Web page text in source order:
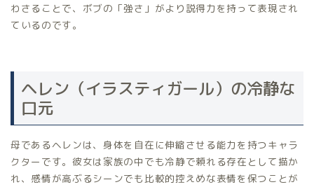
わさることで、ボブの「強さ」がより説得力を持って表現され
ているのです。
ヘレン（イラスティガール）の冷静な
口元
母であるヘレンは、身体を自在に伸縮させる能力を持つキャラ
クターです。彼女は家族の中でも冷静で頼れる存在として描か
れ、感情が高ぶるシーンでも比較的控えめな表情を保つことが